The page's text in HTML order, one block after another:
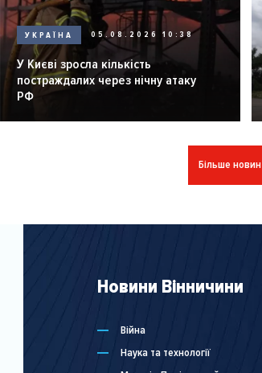
УКРАЇНА 05.08.2026 10:38
У Києві зросла кількість
постраждалих через нічну атаку
РФ
Більше новин
Новини Вінничини
Війна
Наука та технології